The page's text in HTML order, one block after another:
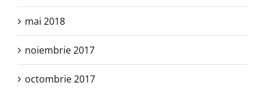
mai 2018
noiembrie 2017
octombrie 2017